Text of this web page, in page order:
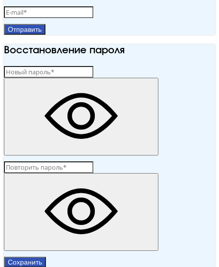
Отправить
Восстановление пароля
Сохранить